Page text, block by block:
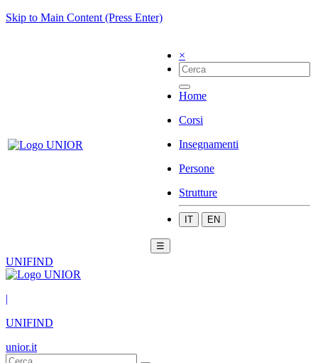
Skip to Main Content (Press Enter)
×
Home
Corsi
Insegnamenti
Persone
Strutture
IT EN
☰
UNIFIND
|
UNIFIND
unior.it